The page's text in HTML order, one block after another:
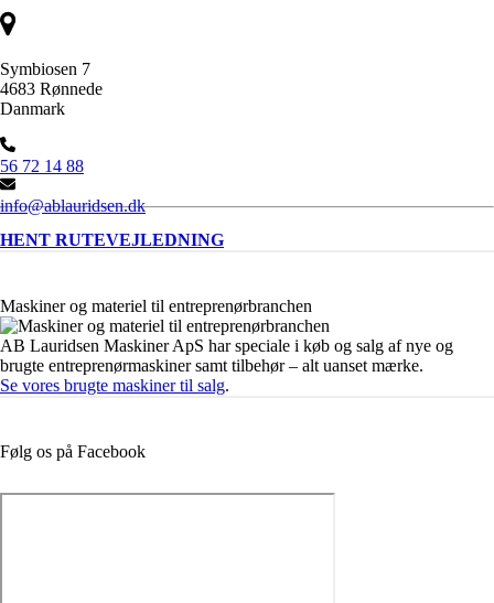
Symbiosen 7
4683 Rønnede
Danmark
56 72 14 88
info@ablauridsen.dk
HENT RUTEVEJLEDNING
Maskiner og materiel til entreprenørbranchen
AB Lauridsen Maskiner ApS har speciale i køb og salg af nye og
brugte entreprenørmaskiner samt tilbehør – alt uanset mærke.
Se vores brugte maskiner til salg.
Følg os på Facebook